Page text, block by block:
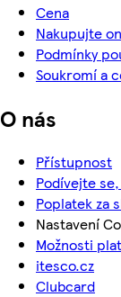
Cena
Nakupujte
Podmínky
Soukromí a
O nás
Přístupnost
Podívejte
Poplatek za
Nastavení
Možnosti
itesco.cz
Clubcard